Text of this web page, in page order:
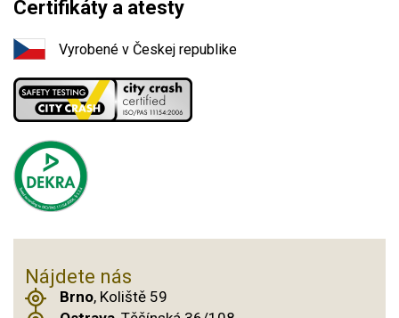
Certifikáty a atesty
Vyrobené v Českej republike
Nájdete nás
Brno, Koliště 59